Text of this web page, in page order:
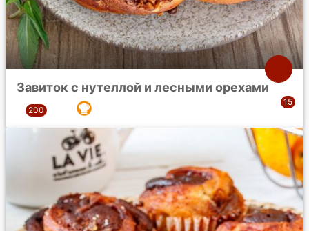
Завиток с нутеллой и лесными орехами